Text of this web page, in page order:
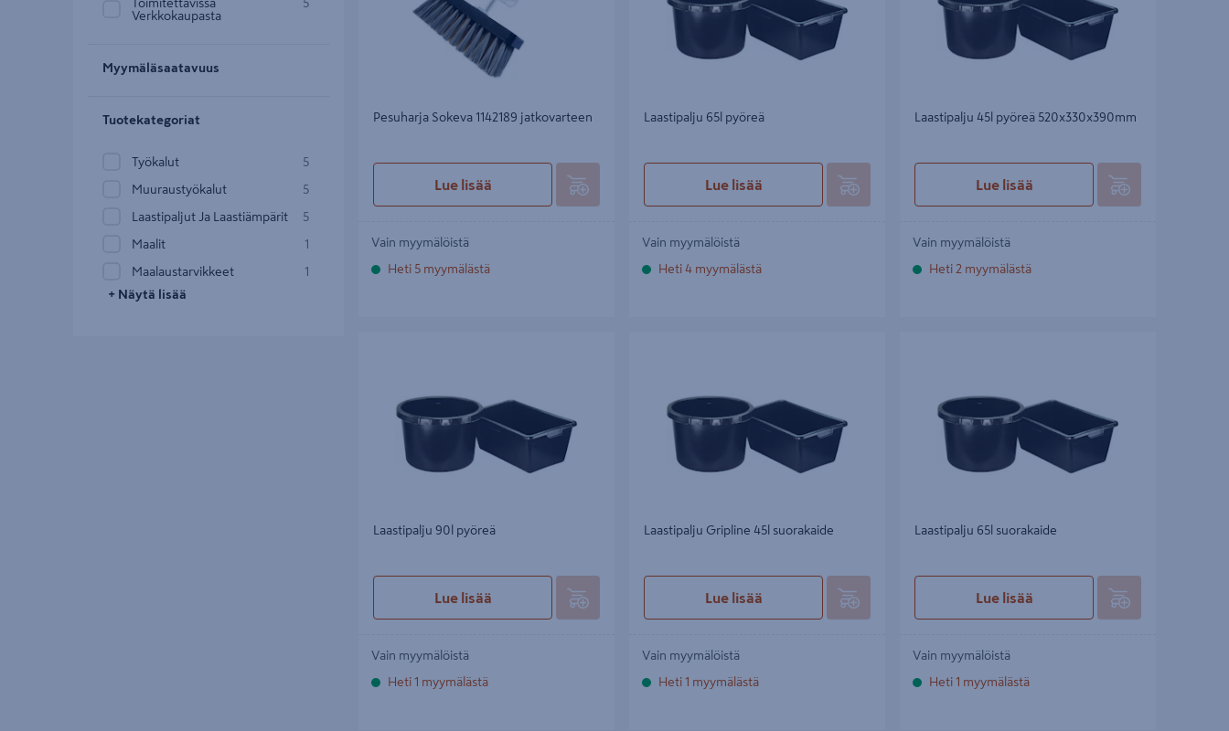
Toimitettavissa
Verkkokaupasta
5
Myymäläsaatavuus
Tuotekategoriat
Työkalut 5
Muuraustyökalut 5
Laastipaljut Ja Laastiämpärit 5
Maalit 1
Maalaustarvikkeet
1
+ Näytä lisää
Pesuharja Sokeva 1142189 jatkovarteen
Lue lisää
Vain myymälöistä
Heti 5 myymälästä
Laastipalju 65l pyöreä
Lue lisää
Vain myymälöistä
Heti 4 myymälästä
Laastipalju 45l pyöreä 520x330x390mm
Lue lisää
Vain myymälöistä
Heti 2 myymälästä
Laastipalju 90l pyöreä
Lue lisää
Vain myymälöistä
Heti 1 myymälästä
Laastipalju Gripline 45l suorakaide
Lue lisää
Vain myymälöistä
Heti 1 myymälästä
Laastipalju 65l suorakaide
Lue lisää
Vain myymälöistä
Heti 1 myymälästä